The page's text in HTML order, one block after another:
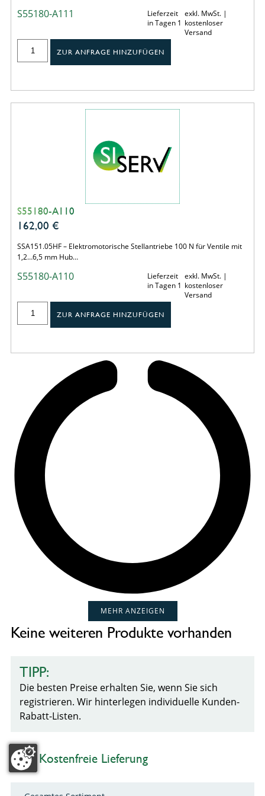
TIPP:
Die besten Preise erhalten Sie, wenn Sie sich
registrieren. Wir hinterlegen individuelle Kunden-
Rabatt-Listen.
Kostenfreie Lieferung
S55180-A111
Lieferzeit
in Tagen 1
exkl. MwSt. |
kostenloser
Versand
ZUR ANFRAGE HINZUFÜGEN
S55180-A110
162,00 €
SSA151.05HF – Elektromotorische Stellantriebe 100 N für Ventile mit
1,2…6,5 mm Hub…
S55180-A110
Lieferzeit
in Tagen 1
exkl. MwSt. |
kostenloser
Versand
ZUR ANFRAGE HINZUFÜGEN
MEHR ANZEIGEN
Keine weiteren Produkte vorhanden